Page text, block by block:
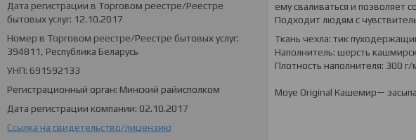
Дата регистрации в Торговом реестре/Реестре
бытовых услуг: 12.10.2017
Номер в Торговом реестре/Реестре бытовых услуг:
394811, Республика Беларусь
УНП: 691592133
Регистрационный орган: Минский райисполком
Дата регистрации компании: 02.10.2017
Ссылка на свидетельство/лицензию
ему сваливаться и позволяет
Подходит людям с
Ткань чехла: тик
Наполнитель: шерсть
Плотность наполнителя: 300 г/
Moye Original Кашемир—